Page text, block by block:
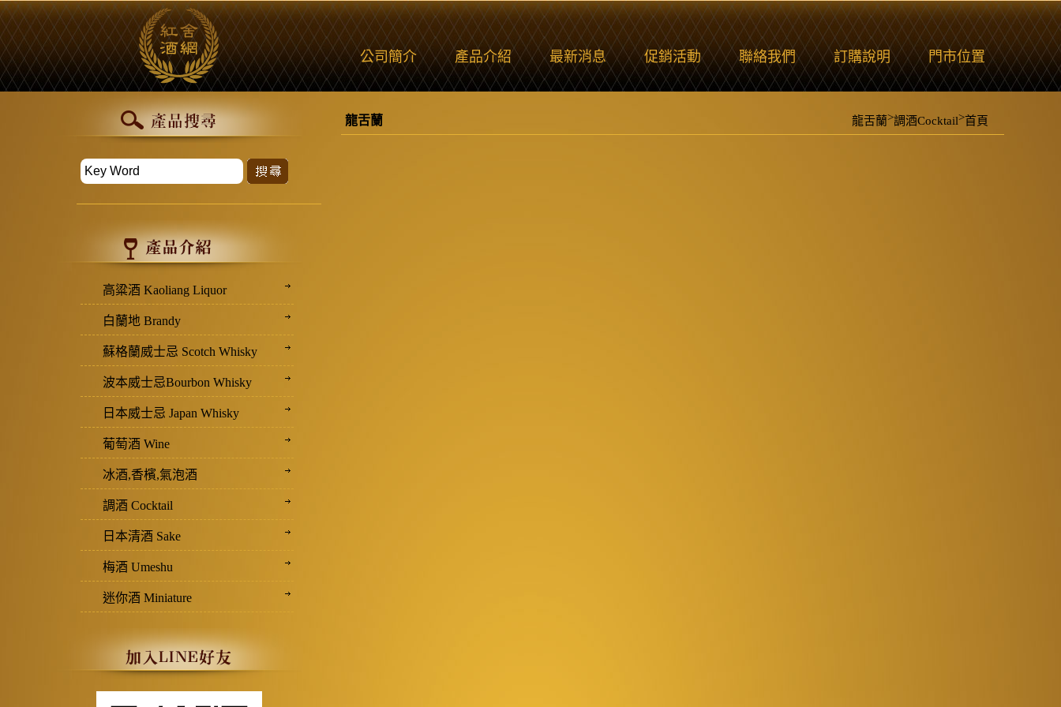
公司簡介 產品介紹 最新消息 促銷活動 聯絡我們 訂購說明 門市位置
高粱酒 Kaoliang Liquor
白蘭地 Brandy
蘇格蘭威士忌 Scotch Whisky
波本威士忌Bourbon Whisky
日本威士忌 Japan Whisky
葡萄酒 Wine
冰酒,香檳,氣泡酒
調酒 Cocktail
日本清酒 Sake
梅酒 Umeshu
迷你酒 Miniature
龍舌蘭 首頁
>
調酒Cocktail
>
龍舌蘭